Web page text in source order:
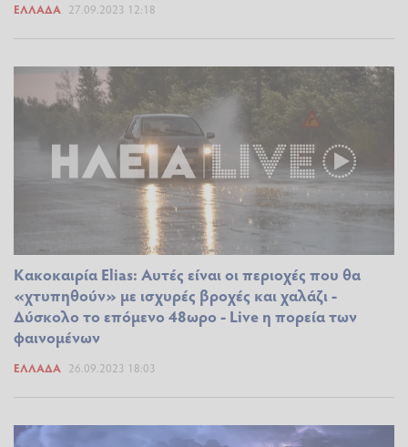
ΕΛΛΆΔΑ 27.09.2023 12:18
Κακοκαιρία Εlias: Αυτές είναι οι περιοχές που θα
«χτυπηθούν» με ισχυρές βροχές και χαλάζι -
Δύσκολο το επόμενο 48ωρο - Live η πορεία των
φαινομένων
ΕΛΛΆΔΑ 26.09.2023 18:03